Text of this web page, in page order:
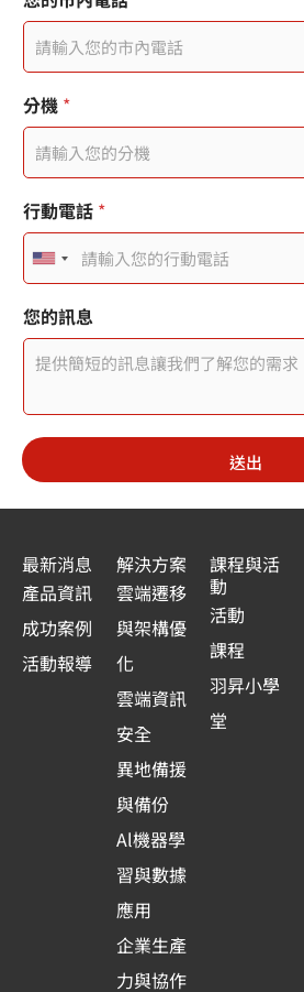
分機 *
行動電話 *
U
n
i
t
e
d
S
t
a
t
e
s
您的訊息
送出
最新消息
產品資訊
成功案例
活動報導
解決方案
雲端遷移
與架構優
化
雲端資訊
安全
異地備援
與備份
Al機器學
習與數據
應用
企業生產
力與協作
課程與活
動
活動
課程
羽昇小學
堂